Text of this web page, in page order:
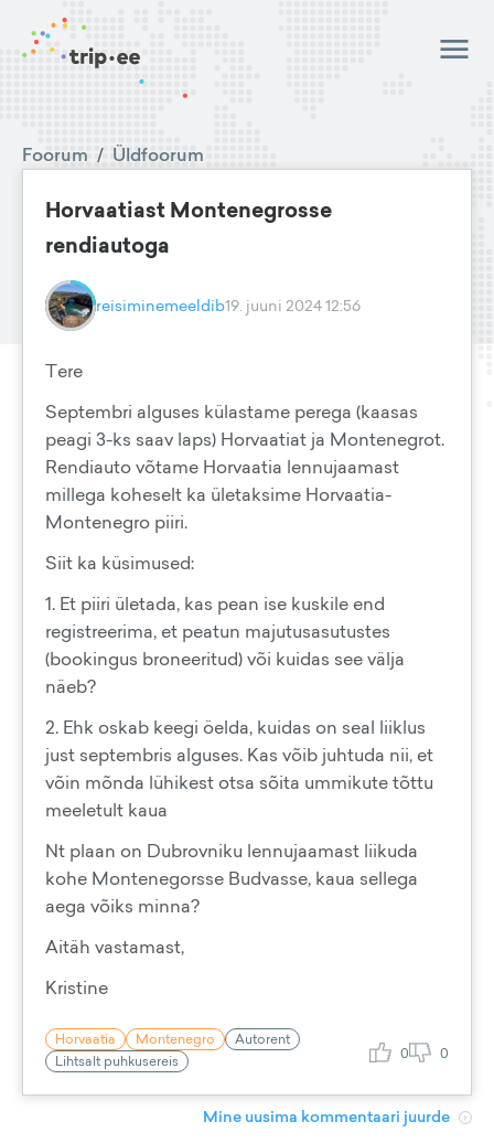
Foorum / Üldfoorum
Horvaatiast Montenegrosse
rendiautoga
reisiminemeeldib19. juuni 2024 12:56
Tere
Septembri alguses külastame perega (kaasas
peagi 3-ks saav laps) Horvaatiat ja Montenegrot.
Rendiauto võtame Horvaatia lennujaamast
millega koheselt ka ületaksime Horvaatia-
Montenegro piiri.
Siit ka küsimused:
1. Et piiri ületada, kas pean ise kuskile end
registreerima, et peatun majutusasutustes
(bookingus broneeritud) või kuidas see välja
näeb?
2. Ehk oskab keegi öelda, kuidas on seal liiklus
just septembris alguses. Kas võib juhtuda nii, et
võin mõnda lühikest otsa sõita ummikute tõttu
meeletult kaua
Nt plaan on Dubrovniku lennujaamast liikuda
kohe Montenegorsse Budvasse, kaua sellega
aega võiks minna?
Aitäh vastamast,
Kristine
Horvaatia Montenegro
Autorent
Lihtsalt puhkusereis
0 0
Mine uusima kommentaari juurde